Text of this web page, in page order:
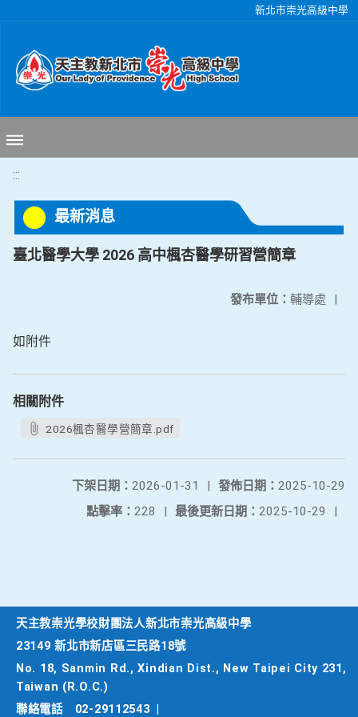
新北市崇光高級中學
:::
最新消息
臺北醫學大學 2026 高中楓杏醫學研習營簡章
發布單位： 輔導處 |
如附件
相關附件
2026楓杏醫學營簡章.pdf
發佈日期： 2025-10-29
下架日期： 2026-01-31
|
最後更新日期： 2025-10-29 |
點擊率： 228 |
天主教崇光學校財團法人新北市崇光高級中學
23149 新北市新店區三民路18號
No. 18, Sanmin Rd., Xindian Dist., New Taipei City 231,
Taiwan (R.O.C.)
聯絡電話
02-29112543